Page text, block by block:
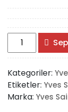
Yves
Saint
Laurent
(YSL)
Quilted
Shoulder
Kategoriler:
Etiketler: Yves
Marka: Yves